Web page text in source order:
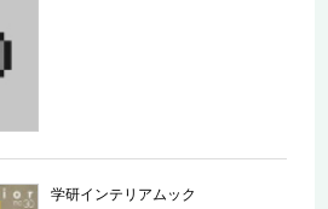
学研インテリアムック